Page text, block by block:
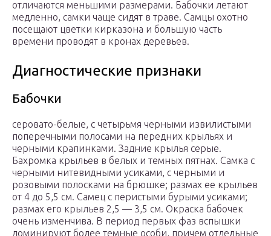
отличаются меньшими размерами. Бабочки летают
медленно, самки чаще сидят в траве. Самцы охотно
посещают цветки кирказона и большую часть
времени проводят в кронах деревьев.
Диагностические признаки
Бабочки
серовато-белые, с четырьмя черными извилистыми
поперечными полосами на передних крыльях и
черными крапинками. Задние крылья серые.
Бахромка крыльев в белых и темных пятнах. Самка с
черными нитевидными усиками, с черными и
розовыми полосками на брюшке; размах ее крыльев
от 4 до 5,5 см. Самец с перистыми бурыми усиками;
размах его крыльев 2,5 — 3,5 см. Окраска бабочек
очень изменчива. В период первых фаз вспышки
доминируют более темные особи, причем отдельные